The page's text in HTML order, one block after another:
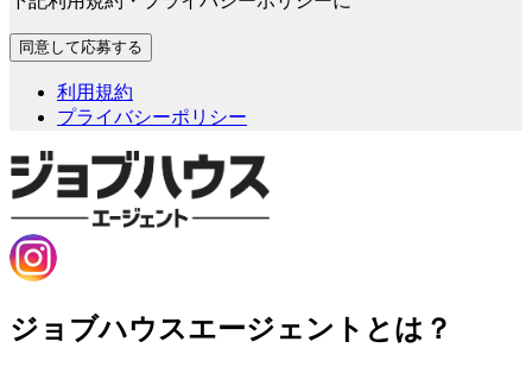
利用規約
プライバシーポリシー
ジョブハウスエージェントとは？